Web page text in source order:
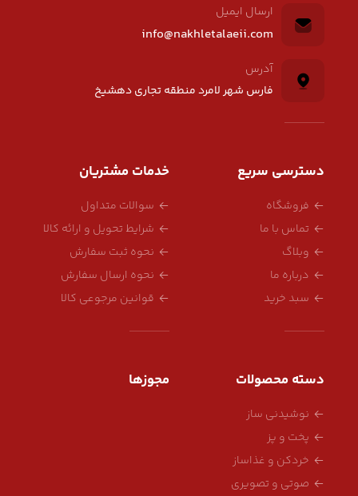
ارسال ایمیل
info@nakhletalaeii.com
آدرس
فارس شهر لامرد منطقه تجاری دهشیخ
دسترسی سریع
فروشگاه
تماس با ما
وبلاگ
درباره ما
سبد خرید
خدمات مشتریان
سوالات متداول
شرایط تحویل و ارائه کالا
نحوه ثبت سفارش
نحوه ارسال سفارش
قوانین مرجوعی کالا
دسته محصولات
نوشیدنی ساز
پخت و پز
خردکن و غذاساز
صوتی و تصویری
مجوزها